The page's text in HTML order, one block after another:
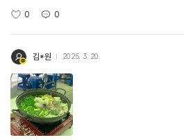
0 0
김*원 2025. 3. 20.